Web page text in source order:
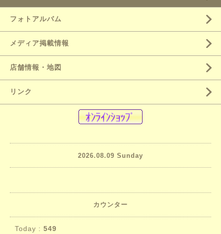
フォトアルバム
メディア掲載情報
店舗情報・地図
リンク
2026.08.09 Sunday
カウンター
Today : 549